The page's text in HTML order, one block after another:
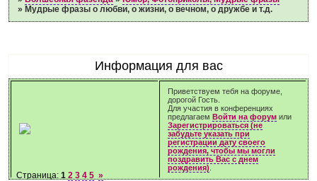
» Мудрые фразы о любви, о жизни, о вечном, о дружбе и т.д.
Информация для вас
Приветствуем тебя на форуме,
дорогой Гость.
Для участия в конференциях
предлагаемВойти на форум или
Зарегистрироваться (не
забудьте указать при
регистрации дату своего
рождения, чтобы мы могли
поздравить Вас с днем
рождения)
Страница:1 2 3 4 5 »